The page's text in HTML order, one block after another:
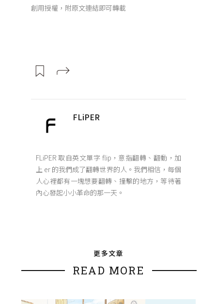
創用授權，附原文連結即可轉載
FLiPER
FLiPER 取自英文單字 flip，意指翻轉、翻動，加
上 er 的我們成了翻轉世界的人。我們相信，每個
人心裡都有一塊想要翻轉、撞擊的地方，等待著
內心發起小小革命的那一天。
更多文章
READ MORE